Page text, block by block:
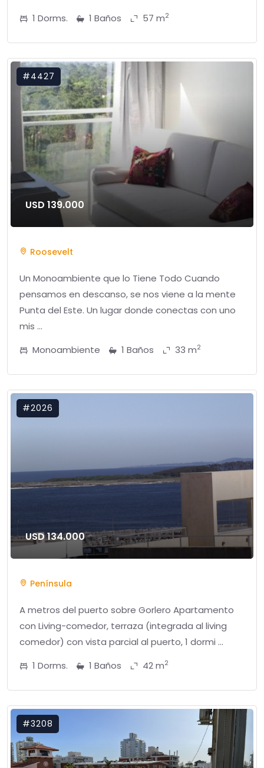
1 Dorms.
1 Baños 57 m2
#4427
USD 139.000
Roosevelt
Un Monoambiente que lo Tiene Todo Cuando
pensamos en descanso, se nos viene a la mente
Punta del Este. Un lugar donde conectas con uno
mis ...
Monoambiente
1 Baños 33 m2
#2026
USD 134.000
Península
A metros del puerto sobre Gorlero Apartamento
con Living-comedor, terraza (integrada al living
comedor) con vista parcial al puerto, 1 dormi ...
1 Dorms.
1 Baños 42 m2
#3208